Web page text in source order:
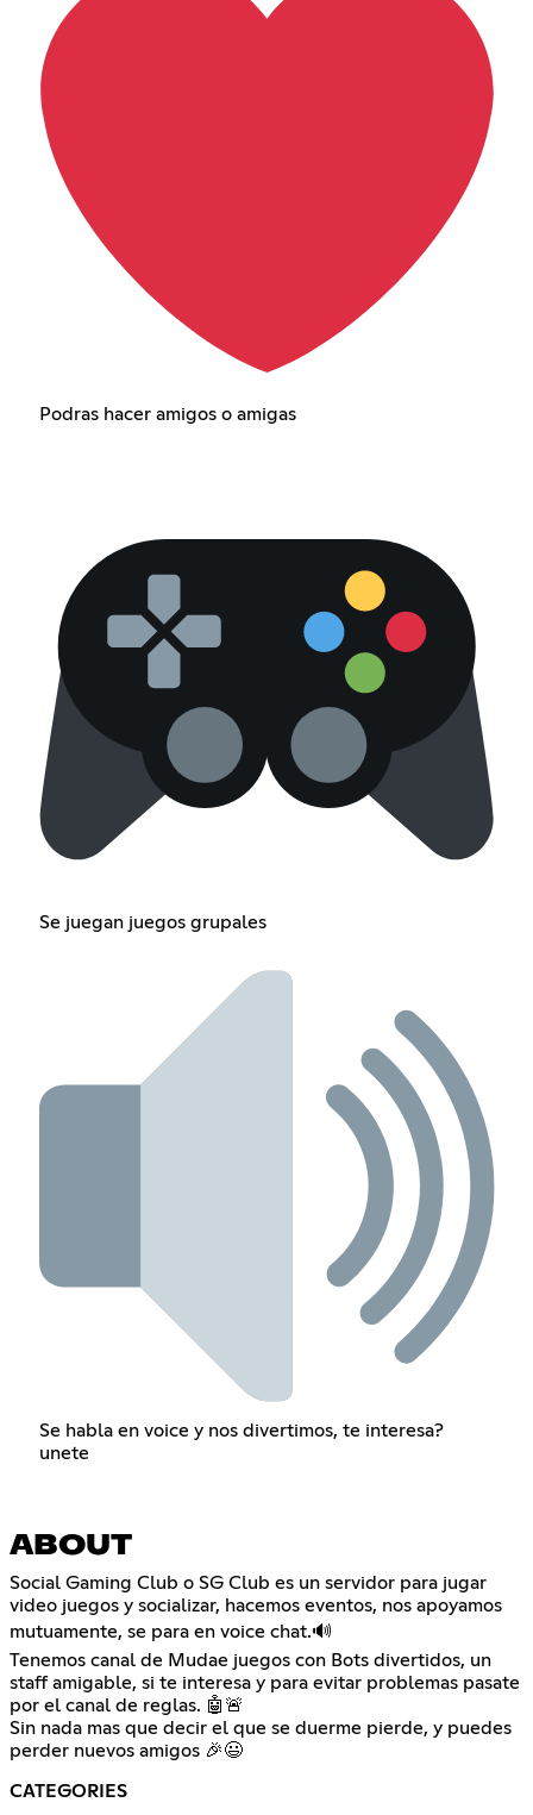
Podras hacer amigos o amigas
Se juegan juegos grupales
Se habla en voice y nos divertimos, te interesa?
unete
ABOUT
Social Gaming Club o SG Club es un servidor para jugar
video juegos y socializar, hacemos eventos, nos apoyamos
mutuamente, se para en voice chat.🔊
Tenemos canal de Mudae juegos con Bots divertidos, un
staff amigable, si te interesa y para evitar problemas pasate
por el canal de reglas. 🤖🚨
Sin nada mas que decir el que se duerme pierde, y puedes
perder nuevos amigos 🎉😃
CATEGORIES